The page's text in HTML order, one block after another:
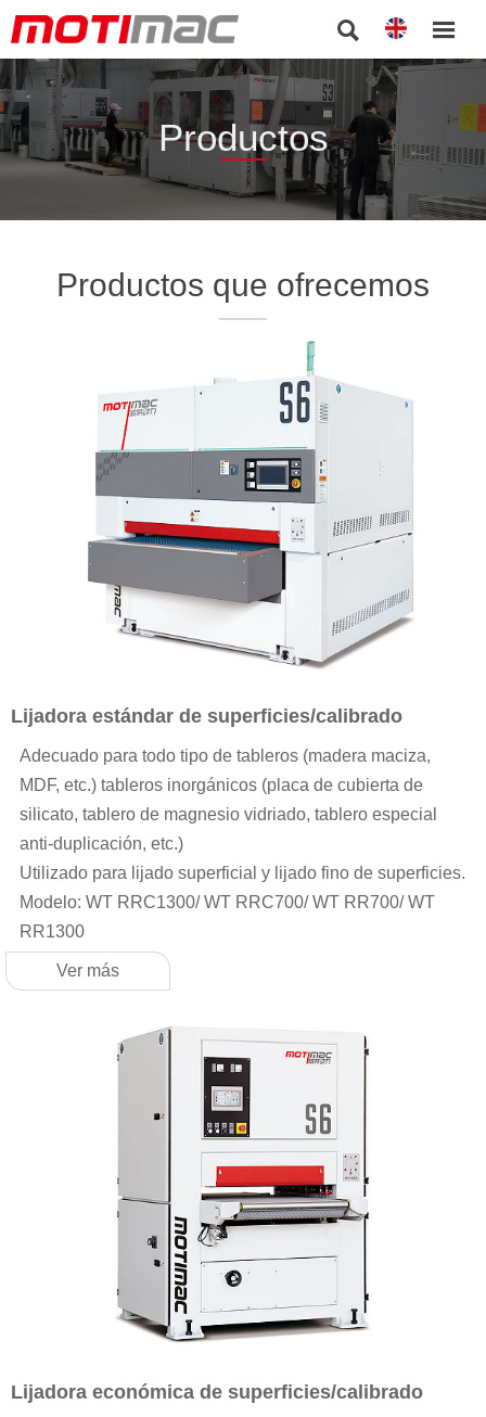
 
Productos
Productos que ofrecemos
Lijadora estándar de superficies/calibrado
Adecuado para todo tipo de tableros (madera maciza,
MDF, etc.) tableros inorgánicos (placa de cubierta de
silicato, tablero de magnesio vidriado, tablero especial
anti-duplicación, etc.)
Utilizado para lijado superficial y lijado fino de superficies.
Modelo: WT RRC1300/ WT RRC700/ WT RR700/ WT
RR1300
Ver más
Lijadora económica de superficies/calibrado